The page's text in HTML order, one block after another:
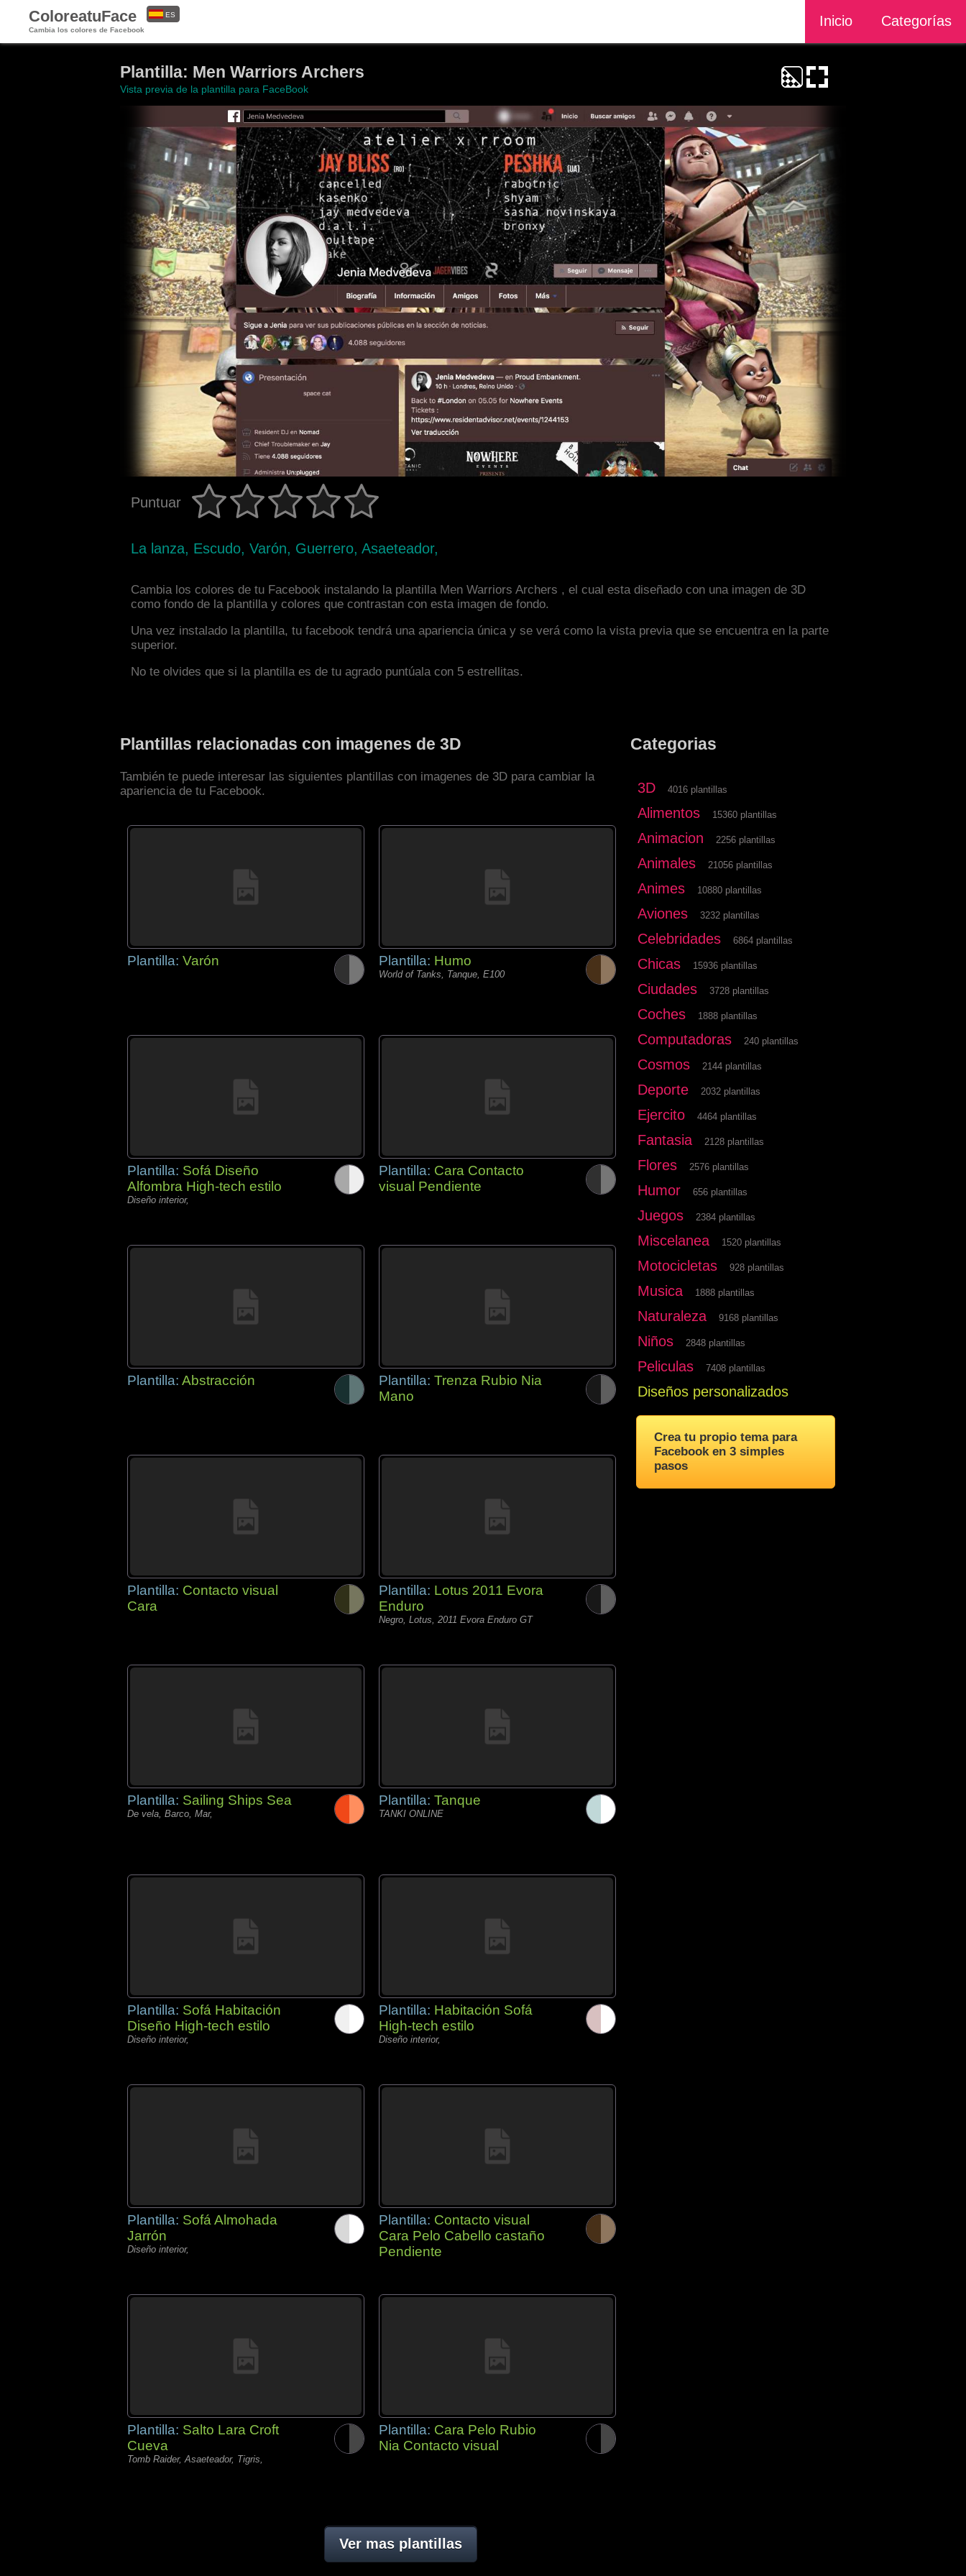
ColoreatuFace
Cambia los colores de Facebook
Inicio Categorías
ES
Plantilla: Men Warriors Archers
Vista previa de la plantilla para FaceBook
Puntuar
La lanza, Escudo, Varón, Guerrero, Asaeteador,
Cambia los colores de tu Facebook instalando la plantilla Men Warriors Archers , el cual esta diseñado con una imagen de 3D
como fondo de la plantilla y colores que contrastan con esta imagen de fondo.
Una vez instalado la plantilla, tu facebook tendrá una apariencia única y se verá como la vista previa que se encuentra en la parte
superior.
No te olvides que si la plantilla es de tu agrado puntúala con 5 estrellitas.
Plantillas relacionadas con imagenes de 3D
También te puede interesar las siguientes plantillas con imagenes de 3D para cambiar la
apariencia de tu Facebook.
Plantilla: Varón Plantilla: Humo
World of Tanks, Tanque, E100
Plantilla: Sofá Diseño
Alfombra High-tech estilo
Diseño interior,
Plantilla: Cara Contacto
visual Pendiente
Plantilla: Abstracción Plantilla: Trenza Rubio Nia
Mano
Plantilla: Contacto visual
Cara
Plantilla: Lotus 2011 Evora
Enduro
Negro, Lotus, 2011 Evora Enduro GT
Plantilla: Sailing Ships Sea
De vela, Barco, Mar,
Plantilla: Tanque
TANKI ONLINE
Plantilla: Sofá Habitación
Diseño High-tech estilo
Diseño interior,
Plantilla: Habitación Sofá
High-tech estilo
Diseño interior,
Plantilla: Sofá Almohada
Jarrón
Diseño interior,
Plantilla: Contacto visual
Cara Pelo Cabello castaño
Pendiente
Plantilla: Salto Lara Croft
Cueva
Tomb Raider, Asaeteador, Tigris,
Plantilla: Cara Pelo Rubio
Nia Contacto visual
Ver mas plantillas
Categorias
3D 4016 plantillas
Alimentos 15360 plantillas
Animacion 2256 plantillas
Animales 21056 plantillas
Animes 10880 plantillas
Aviones 3232 plantillas
Celebridades 6864 plantillas
Chicas 15936 plantillas
Ciudades 3728 plantillas
Coches 1888 plantillas
Computadoras 240 plantillas
Cosmos 2144 plantillas
Deporte 2032 plantillas
Ejercito 4464 plantillas
Fantasia 2128 plantillas
Flores 2576 plantillas
Humor 656 plantillas
Juegos 2384 plantillas
Miscelanea 1520 plantillas
Motocicletas 928 plantillas
Musica 1888 plantillas
Naturaleza 9168 plantillas
Niños 2848 plantillas
Peliculas 7408 plantillas
Diseños personalizados
Crea tu propio tema para
Facebook en 3 simples
pasos